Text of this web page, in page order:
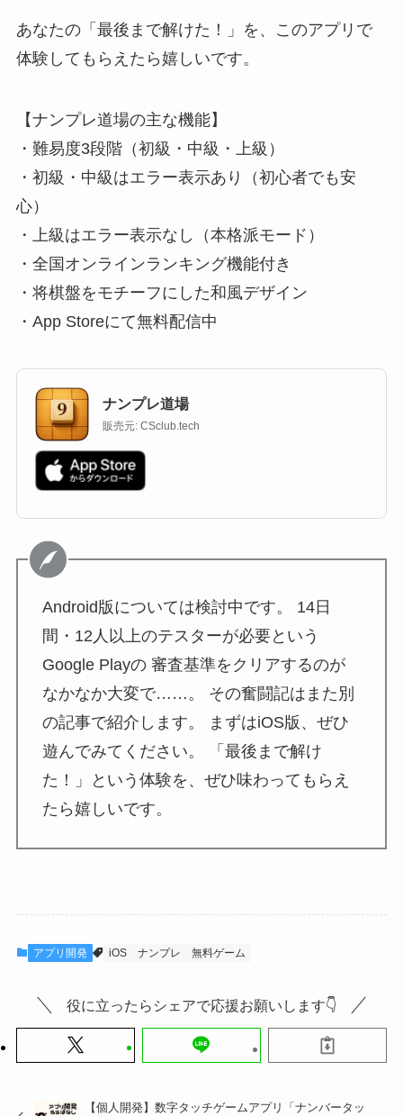
あなたの「最後まで解けた！」を、このアプリで
体験してもらえたら嬉しいです。
【ナンプレ道場の主な機能】
・難易度3段階（初級・中級・上級）
・初級・中級はエラー表示あり（初心者でも安
心）
・上級はエラー表示なし（本格派モード）
・全国オンラインランキング機能付き
・将棋盤をモチーフにした和風デザイン
・App Storeにて無料配信中
ナンプレ道場
販売元: CSclub.tech
Android版については検討中です。 14日
間・12人以上のテスターが必要という
Google Playの 審査基準をクリアするのが
なかなか大変で……。 その奮闘記はまた別
の記事で紹介します。 まずはiOS版、ぜひ
遊んでみてください。 「最後まで解け
た！」という体験を、ぜひ味わってもらえ
たら嬉しいです。
アプリ開発 iOS ナンプレ 無料ゲーム
役に立ったらシェアで応援お願いします👇
【個人開発】数字タッチゲームアプリ「ナンバータッ